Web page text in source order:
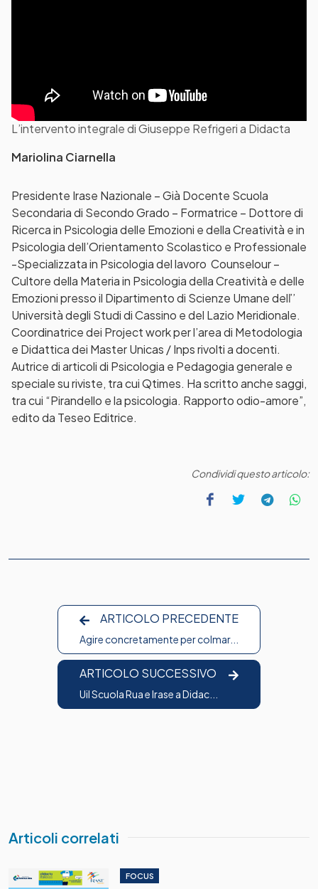
L’intervento integrale di Giuseppe Refrigeri a Didacta
Mariolina Ciarnella
Presidente Irase Nazionale – Già Docente Scuola
Secondaria di Secondo Grado – Formatrice – Dottore di
Ricerca in Psicologia delle Emozioni e della Creatività e in
Psicologia dell’Orientamento Scolastico e Professionale
-Specializzata in Psicologia del lavoro Counselour –
Cultore della Materia in Psicologia della Creatività e delle
Emozioni presso il Dipartimento di Scienze Umane delľ’
Università degli Studi di Cassino e del Lazio Meridionale.
Coordinatrice dei Project work per l’area di Metodologia
e Didattica dei Master Unicas / Inps rivolti a docenti.
Autrice di articoli di Psicologia e Pedagogia generale e
speciale su riviste, tra cui Qtimes. Ha scritto anche saggi,
tra cui “Pirandello e la psicologia. Rapporto odio-amore”,
edito da Teseo Editrice.
Condividi questo articolo:
ARTICOLO PRECEDENTE
Agire concretamente per colmar...
ARTICOLO SUCCESSIVO
Uil Scuola Rua e Irase a Didac...
Articoli correlati
FOCUS